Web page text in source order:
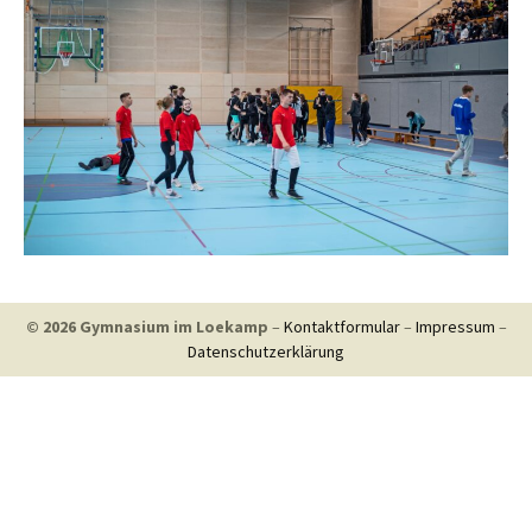
© 2026 Gymnasium im Loekamp – Kontaktformular– Impressum –
Datenschutzerklärung